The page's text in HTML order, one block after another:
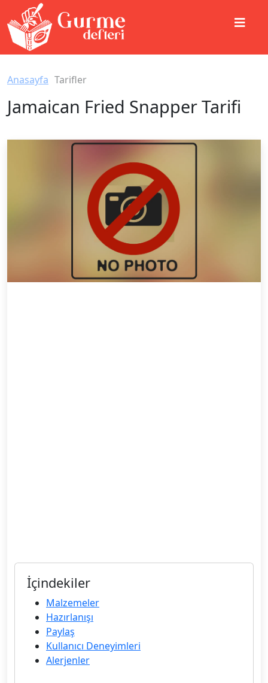
Anasayfa Tarifler
Jamaican Fried Snapper Tarifi
İçindekiler
Malzemeler
Hazırlanışı
Paylaş
Kullanıcı Deneyimleri
Alerjenler